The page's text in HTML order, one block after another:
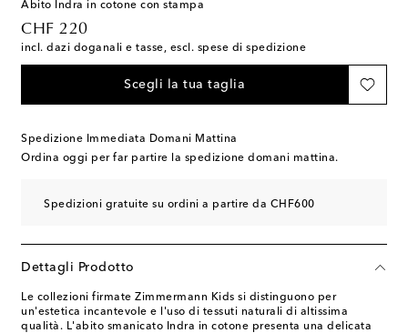
Abito Indra in cotone con stampa
CHF 220
original price
incl. dazi doganali e tasse, escl. spese di spedizione
Scegli la tua taglia
Spedizione Immediata Domani Mattina
Ordina oggi per far partire la spedizione domani mattina.
Spedizioni gratuite su ordini a partire da CHF600
Dettagli Prodotto
Le collezioni firmate Zimmermann Kids si distinguono per
un'estetica incantevole e l'uso di tessuti naturali di altissima
qualità. L'abito smanicato Indra in cotone presenta una delicata